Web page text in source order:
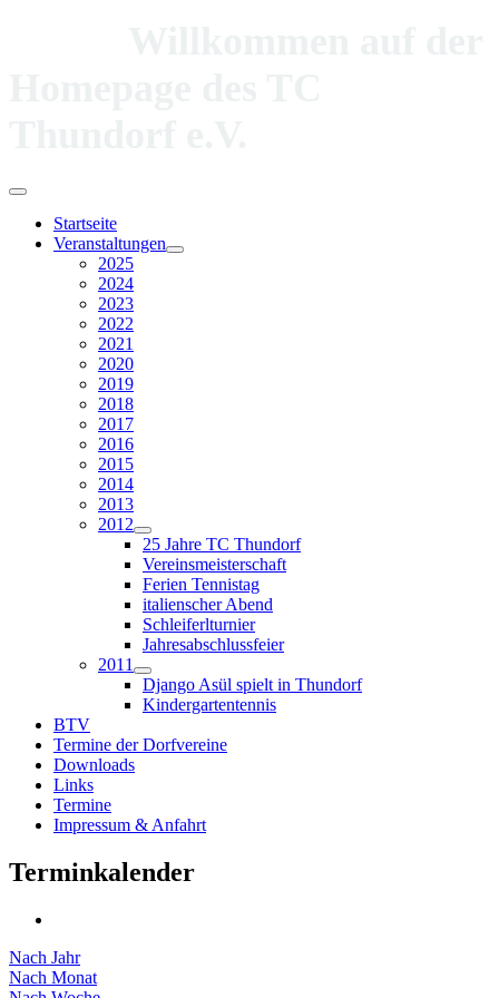
Startseite
Veranstaltungen
2025
2024
2023
2022
2021
2020
2019
2018
2017
2016
2015
2014
2013
2012
25 Jahre TC Thundorf
Vereinsmeisterschaft
Ferien Tennistag
italienscher Abend
Schleiferlturnier
Jahresabschlussfeier
2011
Django Asül spielt in Thundorf
Kindergartentennis
BTV
Termine der Dorfvereine
Downloads
Links
Termine
Impressum & Anfahrt
Terminkalender
Nach Jahr
Nach Monat